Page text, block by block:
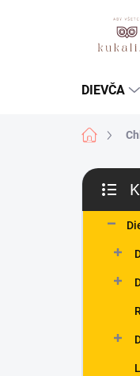
DIEVČA
Domov
B
č